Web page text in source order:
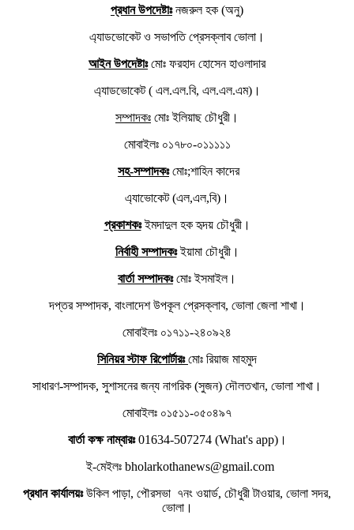
প্রধান উপদেষ্টাঃনজরুল হক (অনু)
এ্যাডভোকেট ও সভাপতি প্রেসক্লাব ভোলা।
আইন উপদেষ্টাঃমোঃ ফরহাদ হোসেন হাওলাদার
এ্যাডভোকেট ( এল.এল.বি, এল.এল.এম)।
সম্পাদকঃ মোঃ ইলিয়াছ চৌধুরী।
মোবাইলঃ ০১৭৮০-০১১১১১
সহ-সম্পাদকঃমোঃ;শাহিন কাদের
এ্যাভোকেট (এল,এল,বি)।
প্রকাশকঃইমদাদুল হক হৃদয় চৌধুরী।
নির্বাহী সম্পাদকঃইয়ামা চৌধুরী।
বার্তা সম্পাদকঃমোঃ ইসমাইল।
দপ্তর সম্পাদক, বাংলাদেশ উপকূল প্রেসক্লাব, ভোলা জেলা শাখা।
মোবাইলঃ ০১৭১১-২৪০৯২৪
সিনিয়র স্টাফ রিপোর্টারঃমোঃ রিয়াজ মাহমুদ
সাধারণ-সম্পাদক, সুশাসনের জন্য নাগরিক (সুজন) দৌলতখান, ভোলা শাখা।
মোবাইলঃ ০১৫১১-০৫০৪৯৭
বার্তা কক্ষ নাম্বারঃ01634-507274 (What's app)।
ই-মেইলঃ bholarkothanews@gmail.com
প্রধান কার্যালয়ঃউকিল পাড়া, পৌরসভা ৭নং ওয়ার্ড, চৌধুরী টাওয়ার, ভোলা সদর,
ভোলা।